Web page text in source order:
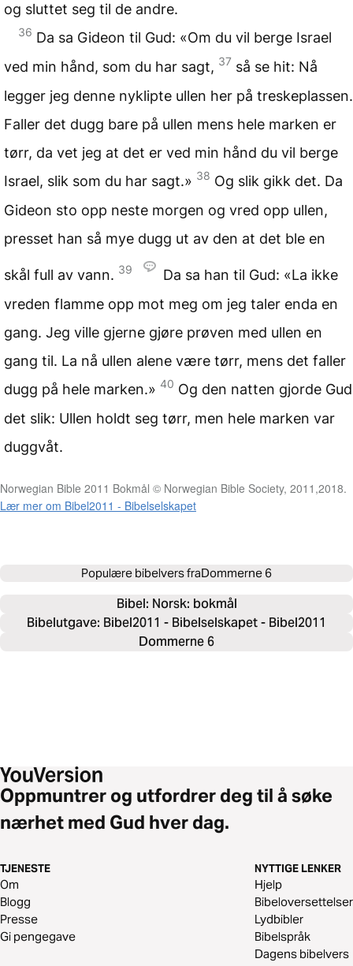
og sluttet seg til de andre.
36 Da sa Gideon til Gud: «Om du vil berge Israel
ved min hånd, som du har sagt, 37 så se hit: Nå
legger jeg denne nyklipte ullen her på treskeplassen.
Faller det dugg bare på ullen mens hele marken er
tørr, da vet jeg at det er ved min hånd du vil berge
Israel, slik som du har sagt.» 38 Og slik gikk det. Da
Gideon sto opp neste morgen og vred opp ullen,
presset han så mye dugg ut av den at det ble en
skål full av vann. 39
Da sa han til Gud: «La ikke
vreden flamme opp mot meg om jeg taler enda en
gang. Jeg ville gjerne gjøre prøven med ullen en
gang til. La nå ullen alene være tørr, mens det faller
dugg på hele marken.» 40 Og den natten gjorde Gud
det slik: Ullen holdt seg tørr, men hele marken var
duggvåt.
Norwegian Bible 2011 Bokmål © Norwegian Bible Society, 2011,2018.
Lær mer om Bibel2011 - Bibelselskapet
Populære bibelvers fraDommerne 6
Bibel: Norsk: bokmål
Bibelutgave: Bibel2011 - Bibelselskapet - Bibel2011
Dommerne 6
Oppmuntrer og utfordrer deg til å søke
nærhet med Gud hver dag.
TJENESTE
Om
Blogg
Presse
Gi pengegave
NYTTIGE LENKER
Hjelp
Bibeloversettelser
Lydbibler
Bibelspråk
Dagens bibelvers